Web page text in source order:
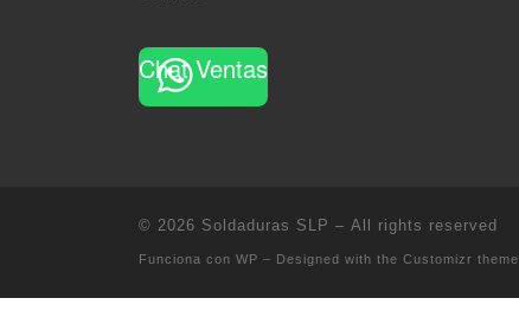
Chat Ventas
© 2026 Soldaduras SLP – All rights reserved
Funciona con WP – Designed with the Customizr theme